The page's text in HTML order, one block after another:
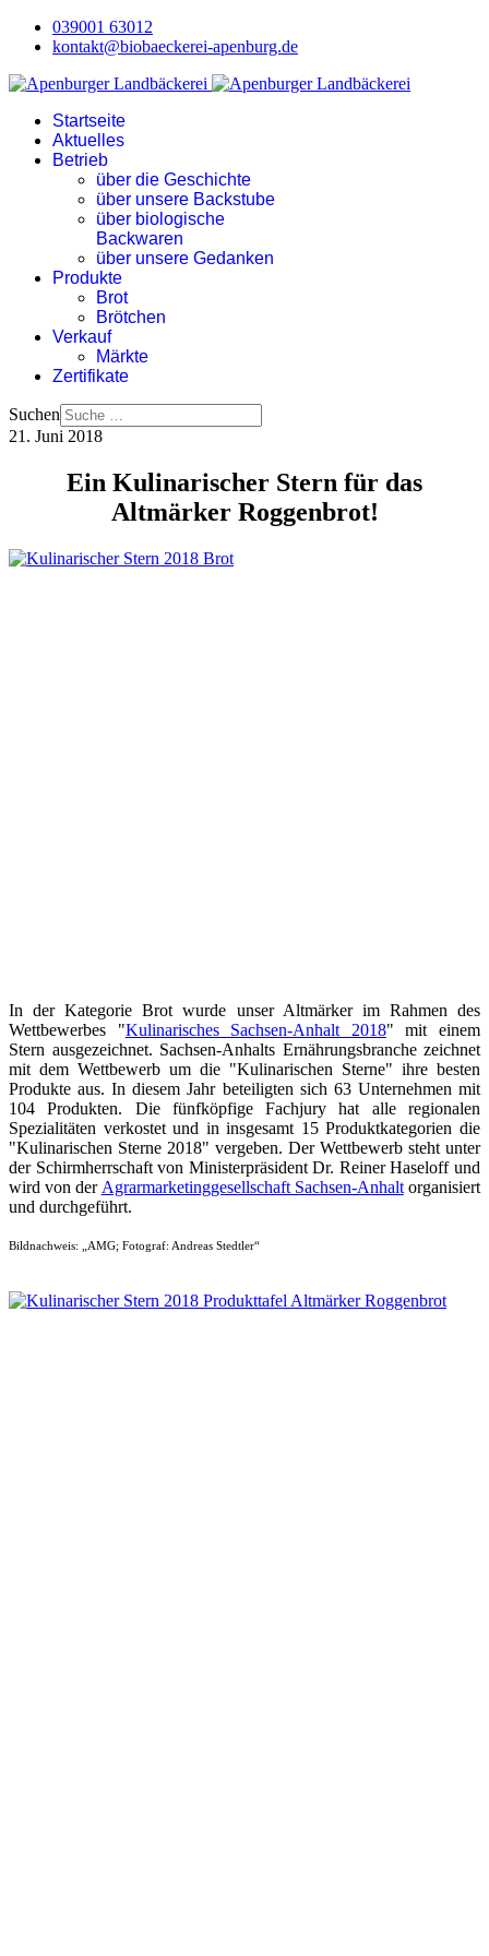
039001 63012
kontakt@biobaeckerei-apenburg.de
Startseite
Aktuelles
Betrieb
über die Geschichte
über unsere Backstube
über biologische
Backwaren
über unsere Gedanken
Produkte
Brot
Brötchen
Verkauf
Märkte
Zertifikate
Suchen
21. Juni 2018
Ein Kulinarischer Stern für das
Altmärker Roggenbrot!
In der Kategorie Brot wurde unser Altmärker im Rahmen des
Wettbewerbes "Kulinarisches Sachsen-Anhalt 2018" mit einem
Stern ausgezeichnet. Sachsen-Anhalts Ernährungsbranche zeichnet
mit dem Wettbewerb um die "Kulinarischen Sterne" ihre besten
Produkte aus. In diesem Jahr beteiligten sich 63 Unternehmen mit
104 Produkten. Die fünfköpfige Fachjury hat alle regionalen
Spezialitäten verkostet und in insgesamt 15 Produktkategorien die
"Kulinarischen Sterne 2018" vergeben. Der Wettbewerb steht unter
der Schirmherrschaft von Ministerpräsident Dr. Reiner Haseloff und
wird von der Agrarmarketinggesellschaft Sachsen-Anhaltorganisiert
und durchgeführt.
Bildnachweis: „AMG; Fotograf: Andreas Stedtler“